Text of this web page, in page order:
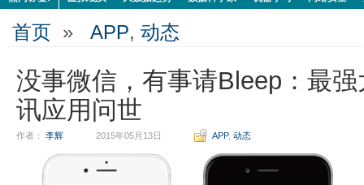
首页 » APP, 动态
没事微信，有事请Bleep：最
讯应用问世
作者： 李辉 2015年05月13日 APP, 动态